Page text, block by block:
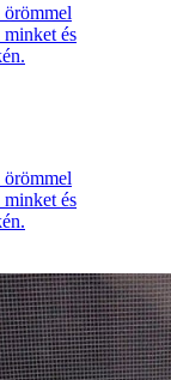
örömmel
és
örömmel
és